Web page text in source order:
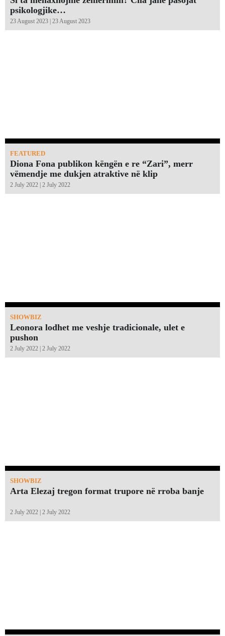
psikologjike…
23 August 2023 | 23 August 2023
FEATURED
Diona Fona publikon këngën e re “Zari”, merr
vëmendje me dukjen atraktive në klip
2 July 2022 | 2 July 2022
SHOWBIZ
Leonora lodhet me veshje tradicionale, ulet e
pushon
2 July 2022 | 2 July 2022
SHOWBIZ
Arta Elezaj tregon format trupore në rroba banje
2 July 2022 | 2 July 2022